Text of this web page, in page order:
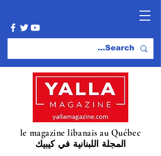
le magazine libanais au Québec
المجلة اللبنانية في كيبيك